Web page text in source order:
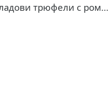
трюфели с ром...